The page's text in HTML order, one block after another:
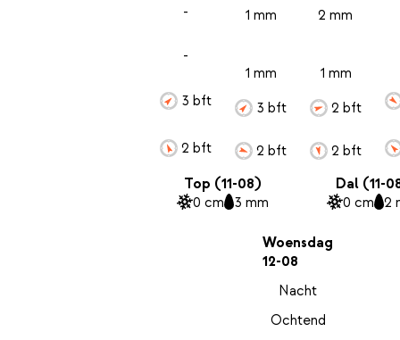
-
-
3 bft
2 bft
1 mm
1 mm
3 bft
2 bft
2 mm
1 mm
2 bft
2 bft
Top (11-08)
0 cm 3 mm
Dal (11-
0 cm 2
Woensdag
12-08
Nacht
Ochtend